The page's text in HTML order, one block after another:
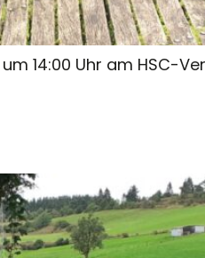
14:00 Uhr am HSC-